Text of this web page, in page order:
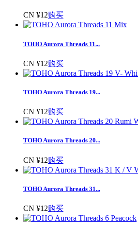
CN ¥12购买
TOHO Aurora Threads 11...
CN ¥12购买
TOHO Aurora Threads 19...
CN ¥12购买
TOHO Aurora Threads 20...
CN ¥12购买
TOHO Aurora Threads 31...
CN ¥12购买